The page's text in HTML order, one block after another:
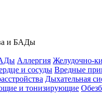
и БАДы
Аллергия Желудочно-
и сосуды Вредные
Дыхательная
и тонизирующие